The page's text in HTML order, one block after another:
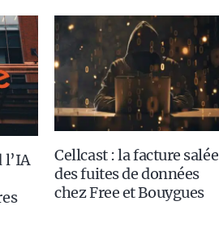
l’IA
Cellcast : la facture salée
des fuites de données
chez Free et Bouygues